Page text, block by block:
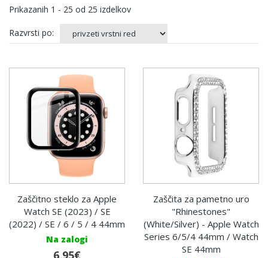
Prikazanih 1 - 25 od 25 izdelkov
Razvrsti po:
Zaščitno steklo za Apple
Watch SE (2023) / SE
(2022) / SE / 6 / 5 / 4 44mm
Na zalogi
Zaščita za pametno uro
"Rhinestones"
(White/Silver) - Apple Watch
Series 6/5/4 44mm / Watch
SE 44mm